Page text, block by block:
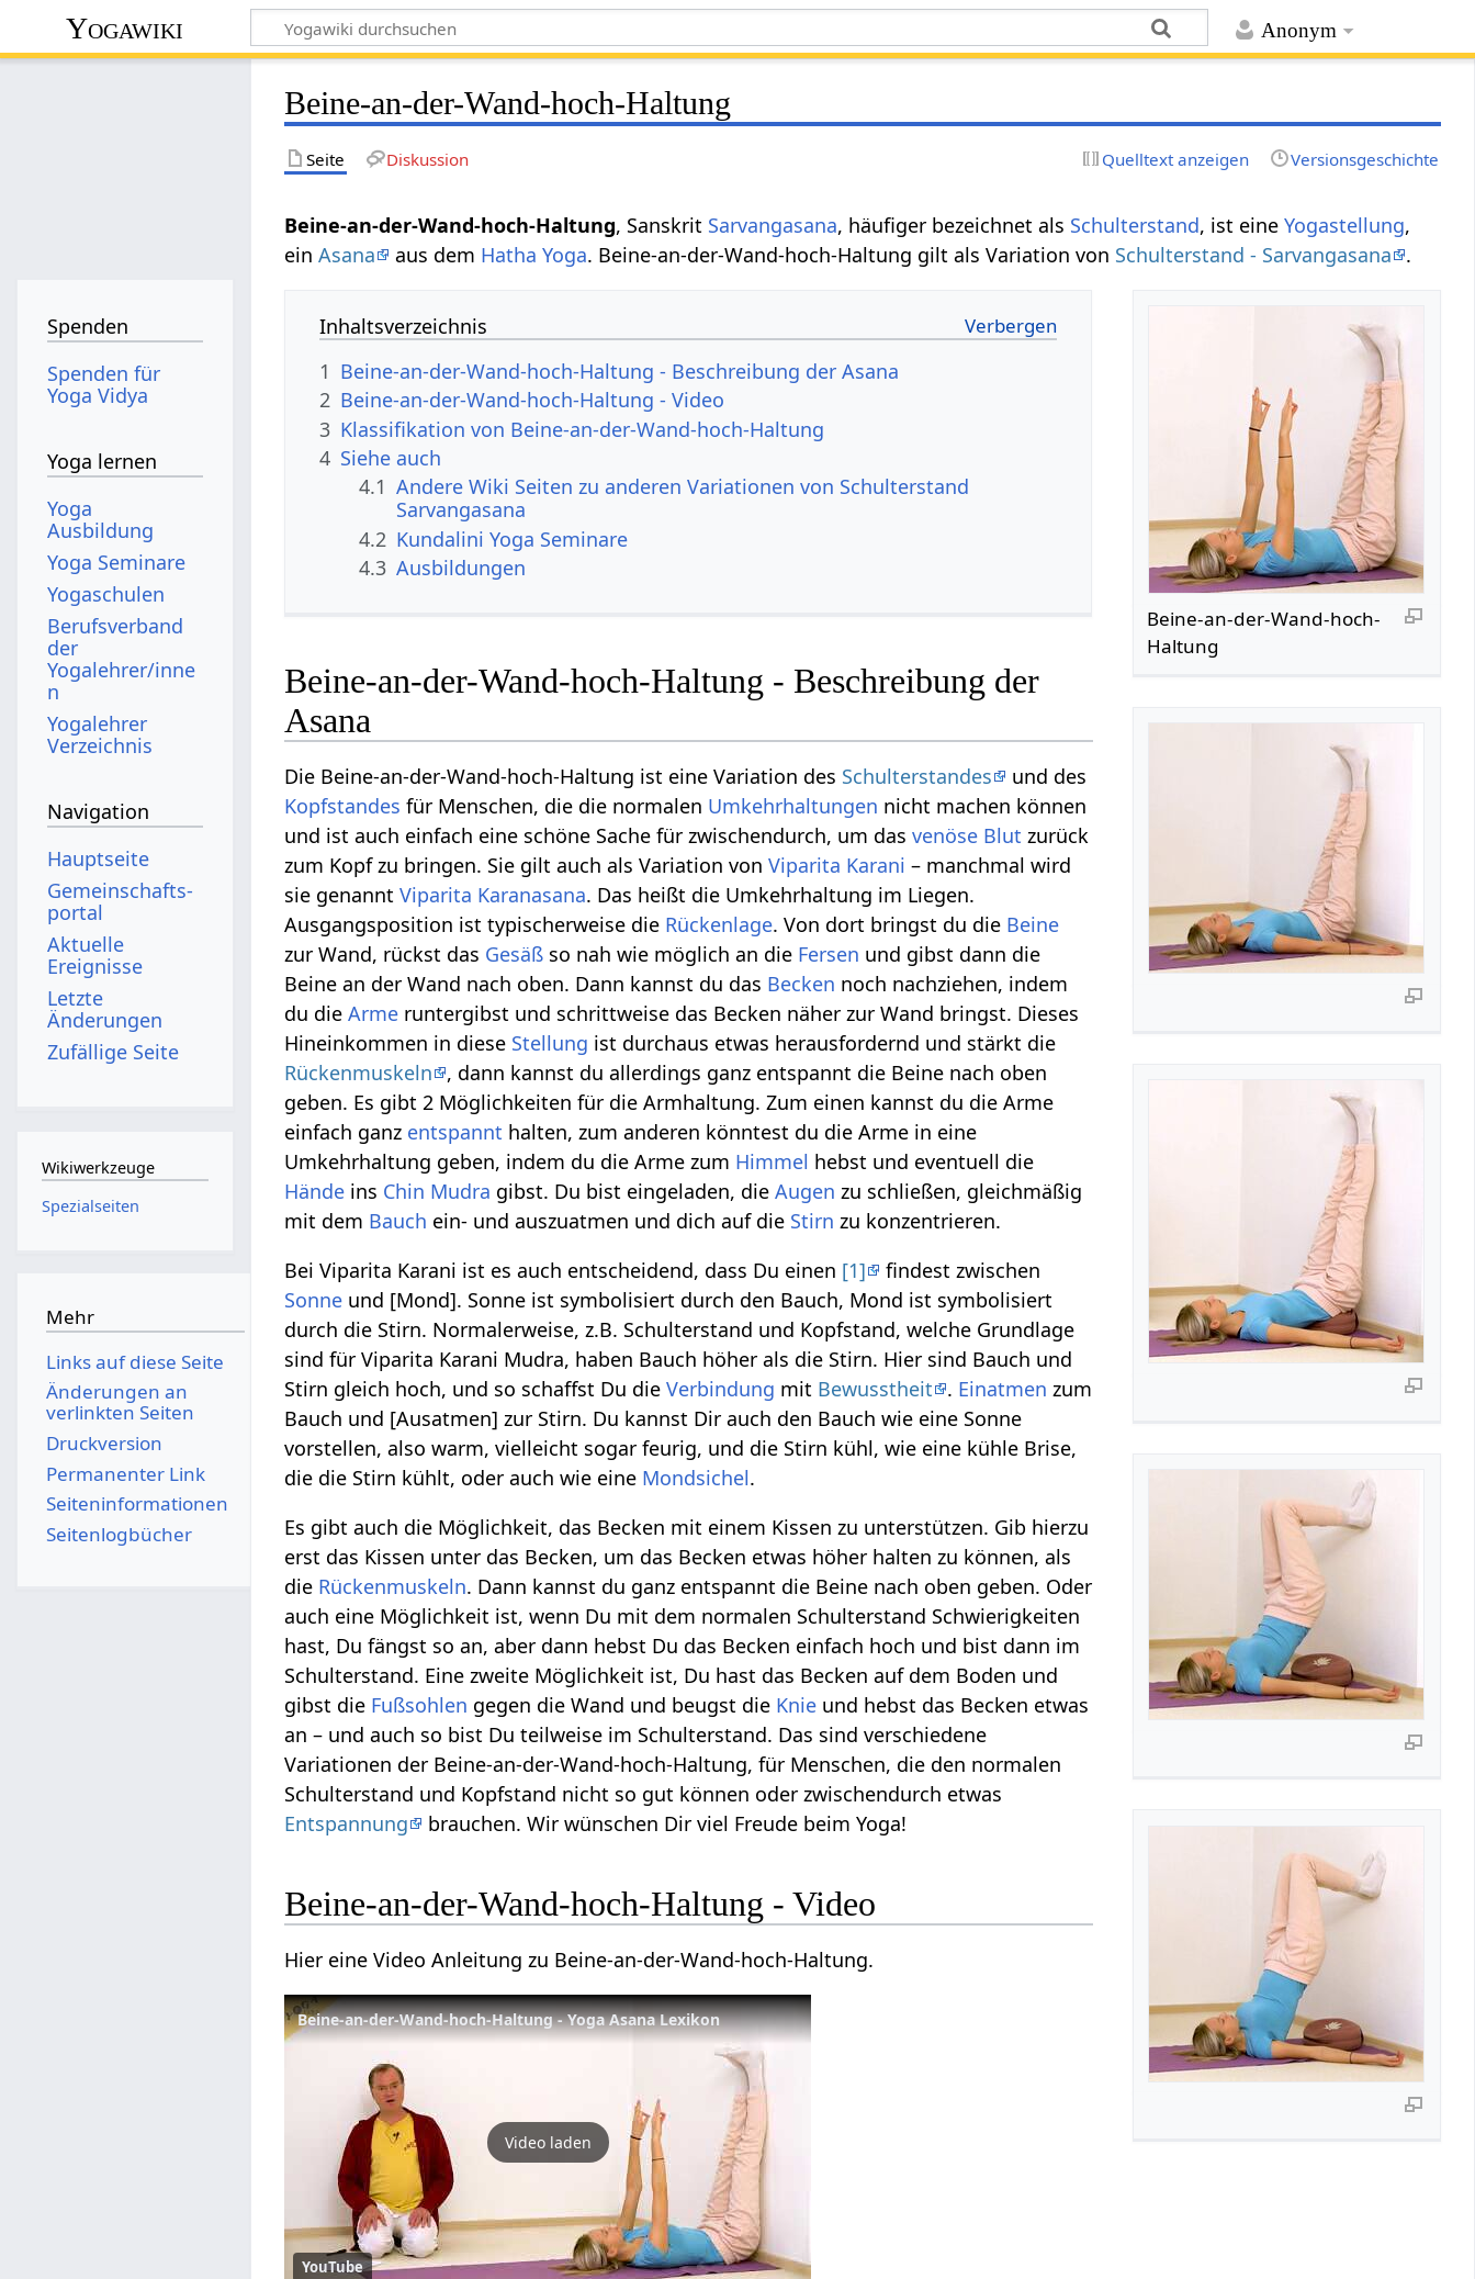
Anonym
Yogawiki
Beine-an-der-Wand-hoch-Haltung
Seite Diskussion Quelltext anzeigen Versionsgeschichte
Beine-an-der-Wand-hoch-Haltung, Sanskrit Sarvangasana, häufiger bezeichnet als Schulterstand, ist eineYogastellung,
einAsana aus dem Hatha Yoga. Beine-an-der-Wand-hoch-Haltung gilt als Variation von Schulterstand - Sarvangasana .
Beine-an-der-Wand-hoch-
Haltung
Inhaltsverzeichnis
1 Beine-an-der-Wand-hoch-Haltung - Beschreibung der Asana
2 Beine-an-der-Wand-hoch-Haltung - Video
3 Klassifikation von Beine-an-der-Wand-hoch-Haltung
4 Siehe auch
4.1 Andere Wiki Seiten zu anderen Variationen von Schulterstand
Sarvangasana
4.2 Kundalini Yoga Seminare
4.3 Ausbildungen
Beine-an-der-Wand-hoch-Haltung - Beschreibung der
Asana
Die Beine-an-der-Wand-hoch-Haltung ist eine Variation des Schulterstandes
und des
Kopfstandes für Menschen, die die normalen Umkehrhaltungen nicht machen können
und ist auch einfach eine schöne Sache für zwischendurch, um dasvenöse Blut zurück
zum Kopf zu bringen. Sie gilt auch als Variation vonViparita Karani – manchmal wird
sie genanntViparita Karanasana. Das heißt die Umkehrhaltung im Liegen.
Ausgangsposition ist typischerweise die Rückenlage. Von dort bringst du die Beine
zur Wand, rückst das Gesäß so nah wie möglich an die Fersen und gibst dann die
Beine an der Wand nach oben. Dann kannst du das Becken noch nachziehen, indem
du dieArme runtergibst und schrittweise das Becken näher zur Wand bringst. Dieses
Hineinkommen in diese Stellung ist durchaus etwas herausfordernd und stärkt die
Rückenmuskeln
, dann kannst du allerdings ganz entspannt die Beine nach oben
geben. Es gibt 2 Möglichkeiten für die Armhaltung. Zum einen kannst du die Arme
einfach ganz entspannt halten, zum anderen könntest du die Arme in eine
Umkehrhaltung geben, indem du die Arme zum Himmel hebst und eventuell die
Hände ins Chin Mudra gibst. Du bist eingeladen, dieAugen zu schließen, gleichmäßig
mit dem Bauch ein- und auszuatmen und dich auf die Stirn zu konzentrieren.
Bei Viparita Karani ist es auch entscheidend, dass Du einen [1]
findest zwischen
Sonne und [Mond]. Sonne ist symbolisiert durch den Bauch, Mond ist symbolisiert
durch die Stirn. Normalerweise, z.B. Schulterstand und Kopfstand, welche Grundlage
sind für Viparita Karani Mudra, haben Bauch höher als die Stirn. Hier sind Bauch und
Stirn gleich hoch, und so schaffst Du dieVerbindung mit Bewusstheit . Einatmen zum
Bauch und [Ausatmen] zur Stirn. Du kannst Dir auch den Bauch wie eine Sonne
vorstellen, also warm, vielleicht sogar feurig, und die Stirn kühl, wie eine kühle Brise,
die die Stirn kühlt, oder auch wie eine Mondsichel.
Es gibt auch die Möglichkeit, das Becken mit einem Kissen zu unterstützen. Gib hierzu
erst das Kissen unter das Becken, um das Becken etwas höher halten zu können, als
die Rückenmuskeln. Dann kannst du ganz entspannt die Beine nach oben geben. Oder
auch eine Möglichkeit ist, wenn Du mit dem normalen Schulterstand Schwierigkeiten
hast, Du fängst so an, aber dann hebst Du das Becken einfach hoch und bist dann im
Schulterstand. Eine zweite Möglichkeit ist, Du hast das Becken auf dem Boden und
gibst die Fußsohlen gegen die Wand und beugst die Knie und hebst das Becken etwas
an – und auch so bist Du teilweise im Schulterstand. Das sind verschiedene
Variationen der Beine-an-der-Wand-hoch-Haltung, für Menschen, die den normalen
Schulterstand und Kopfstand nicht so gut können oder zwischendurch etwas
Entspannung
brauchen. Wir wünschen Dir viel Freude beim Yoga!
Beine-an-der-Wand-hoch-Haltung - Video
Hier eine Video Anleitung zu Beine-an-der-Wand-hoch-Haltung.
Beine-an-der-Wand-hoch-Haltung - Yoga Asana Lexikon
Video laden
YouTube
Spenden
Spenden für
Yoga Vidya
Yoga lernen
Yoga
Ausbildung
Yoga Seminare
Yogaschulen
Berufsverband
der
Yogalehrer/inne
n
Yogalehrer
Verzeichnis
Navigation
Hauptseite
Gemeinschafts­
portal
Aktuelle
Ereignisse
Letzte
Änderungen
Zufällige Seite
Wikiwerkzeuge
Spezialseiten
Mehr
Links auf diese Seite
Änderungen an
verlinkten Seiten
Druckversion
Permanenter Link
Seiten­­informationen
Seitenlogbücher